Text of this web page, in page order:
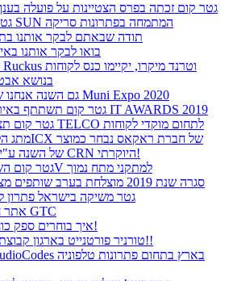
גטר קום זכתה בפרס הצטיינות על פועלה
גטר רכשה את חברת SUN המתמחה בפתרונות סריקה
תודה שבאתם לבקר אותנו
בואו לבקר אותנו
בנושא
גם השנה אנחנו שם, באירוע השנתי Muni Expo 2020
גטר קום תשתתף באירוע מצטייני מחשוב IT AWARDS 2019
גטר קום תציג בתערוכת 2020 TELCO לתחום מוקדי לקוחות
Networking של השנה ע"י מגזין CRN היוקרתי!
גטר קום השתתפה באירוע 12V למתקני מתח נמוך
RUCKUS סגרה שנת 2019 מוצלחת בערב שותפים מצטיינים
גטר משיקה בישראל פתרון
אתר חדש לפעילות הענן GTC
איך בוחרים ספק כוח? | המדריך המלא!
טורניר פורטנייט בארגון קבוצת פיינסט יוצא לדרך!!